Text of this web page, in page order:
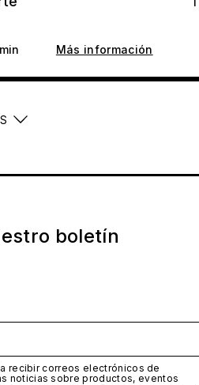
Más información
boletín
recibir correos electrónicos de
noticias sobre productos, eventos